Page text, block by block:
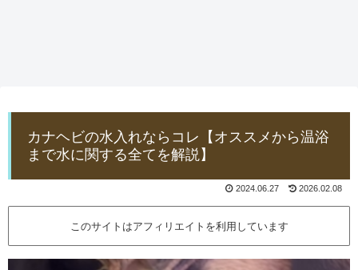
カナヘビの水入れならコレ【オススメから温浴
まで水に関する全てを解説】
2024.06.27 2026.02.08
このサイトはアフィリエイトを利用しています